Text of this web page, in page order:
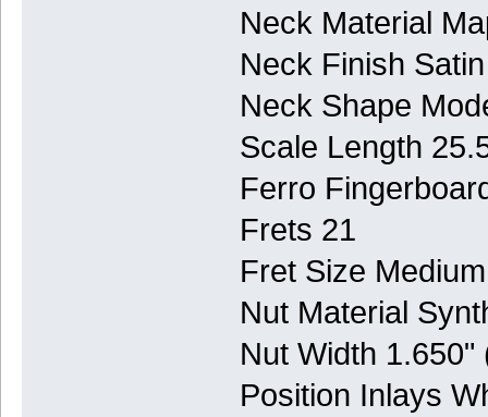
Neck Material
Neck Finish
Neck Shape
Scale Length
Ferro
Frets 21
Fret Size
Nut Material
Nut Width 1.650"
Position Inlays